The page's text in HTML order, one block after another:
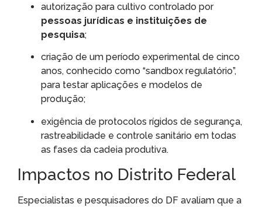
autorização para cultivo controlado por
pessoas jurídicas e instituições de
pesquisa;
criação de um período experimental de cinco
anos, conhecido como “sandbox regulatório”,
para testar aplicações e modelos de
produção;
exigência de protocolos rígidos de segurança,
rastreabilidade e controle sanitário em todas
as fases da cadeia produtiva.
Impactos no Distrito Federal
Especialistas e pesquisadores do DF avaliam que a